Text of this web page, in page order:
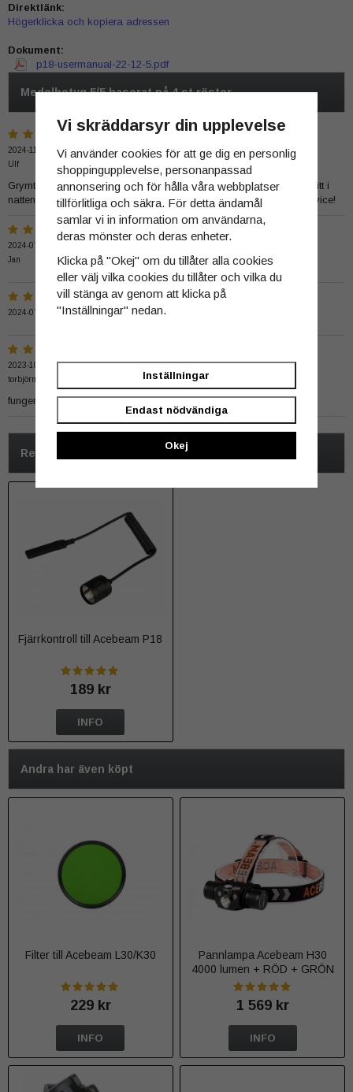
Direktlänk:
Högerklicka och kopiera adressen
Dokument:
p18-usermanual-22-12-5.pdf
Medelbetyg5/5 baserat på4st röster.
2024-11-03
Ulf
Grymt stark lampa, kan se detaljer på vilt på över 200m i kikare mitt i
natten! Har köpt flera lampor här, kommer tillbaka, tack för bra service!
2024-07-18
Jan
2024-07-17
2023-10-01
torbjörn
fungerar perfekt snabb leverans
Rekommenderade tillbehör till denna produkt
Fjärrkontroll till Acebeam P18
189 kr
INFO
Andra har även köpt
Filter till Acebeam L30/K30
229 kr
INFO
Pannlampa Acebeam H30
4000 lumen + RÖD + GRÖN
1 569 kr
INFO
Vi skräddarsyr din upplevelse
Vi använder cookies för att ge dig en personlig
shoppingupplevelse, personanpassad
annonsering och för hålla våra webbplatser
tillförlitliga och säkra. För detta ändamål
samlar vi in information om användarna,
deras mönster och deras enheter.
Klicka på "Okej" om du tillåter alla cookies
eller välj vilka cookies du tillåter och vilka du
vill stänga av genom att klicka på
"Inställningar" nedan.
Inställningar
Endast nödvändiga
Okej